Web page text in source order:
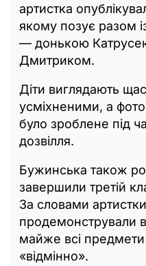
артистка
якому позує разом
— донькою
Дмитриком.
Діти виглядають
усміхненими, а
було зроблене під
дозвілля.
Бужинська також
завершили третій
За словами
продемонстрували
майже всі предмети
«відмінно».